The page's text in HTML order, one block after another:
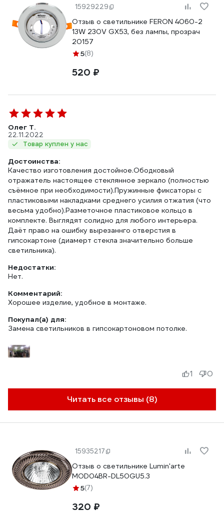
15929229
Отзыв о светильнике FERON 4060-2
13W 230V GX53, без лампы, прозрач
20157
5(8)
520 ₽
Олег Т.
22.11.2022
Товар куплен у нас
Достоинства:
Качество изготовления достойное.Ободковый
отражатель настоящее стеклянное зеркало (полностью
съёмное при необходимости).Пружинные фиксаторы с
пластиковыми накладками среднего усилия отжатия (что
весьма удобно).Разметочное пластиковое кольцо в
комплекте. Выглядят солидно для любого интерьера.
Даёт право на ошибку вырезаннго отверстия в
гипсокартоне (диамерт стекла значительно больше
светильника).
Недостатки:
Нет.
Комментарий:
Хорошее изделие, удобное в монтаже.
Покупал(а) для:
Замена светильников в гипсокартоновом потолке.
Читать все отзывы (8)
1 0
15935217
Отзыв о светильнике Lumin'arte
MOD04BR-DL50GU5.3
5(7)
320 ₽